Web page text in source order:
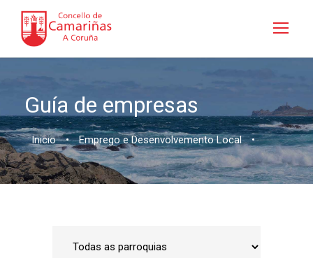
Guía de empresas
Inicio • Emprego e Desenvolvemento Local •